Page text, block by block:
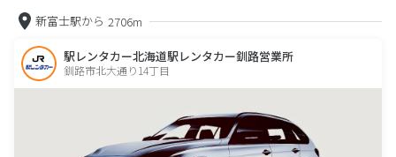
新富士駅から 2706m
駅レンタカー北海道駅レンタカー釧路営業所
釧路市北大通り14丁目